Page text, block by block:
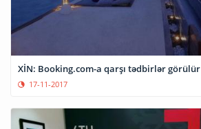
XİN: Booking.com-a qarşı tədbirlər görülür
17-11-2017